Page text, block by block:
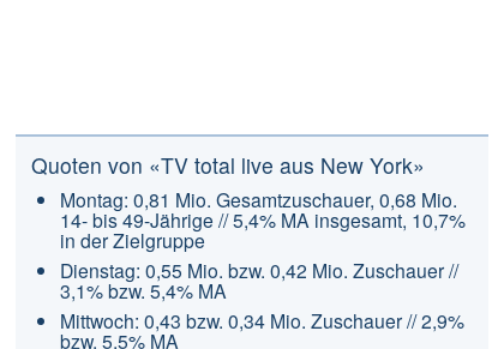
Quoten von «TV total live aus New York»
Montag: 0,81 Mio. Gesamtzuschauer, 0,68 Mio.
14- bis 49-Jährige // 5,4% MA insgesamt, 10,7%
in der Zielgruppe
Dienstag: 0,55 Mio. bzw. 0,42 Mio. Zuschauer //
3,1% bzw. 5,4% MA
Mittwoch: 0,43 bzw. 0,34 Mio. Zuschauer // 2,9%
bzw. 5,5% MA